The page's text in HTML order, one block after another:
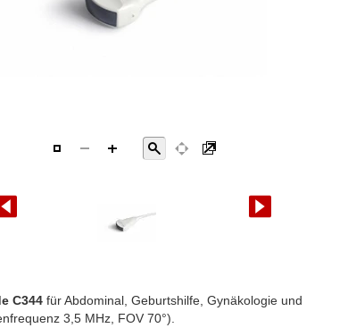
C344 für Abdominal, Geburtshilfe, Gynäkologie und
3,5 MHz, FOV 70°).